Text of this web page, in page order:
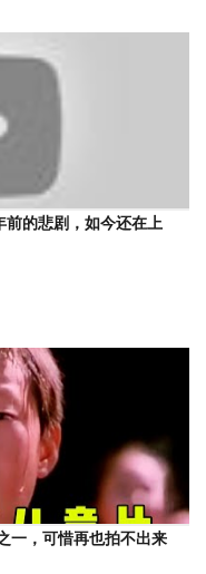
前的悲剧，如今还在上
一，可惜再也拍不出来